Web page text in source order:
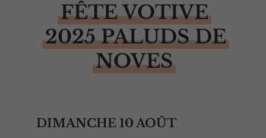
FÊTE VOTIVE
2025 PALUDS DE
NOVES
DIMANCHE 10 AOÛT